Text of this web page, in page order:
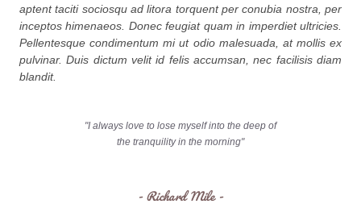
aptent taciti sociosqu ad litora torquent per conubia nostra, per
inceptos himenaeos. Donec feugiat quam in imperdiet ultricies.
Pellentesque condimentum mi ut odio malesuada, at mollis ex
pulvinar. Duis dictum velit id felis accumsan, nec facilisis diam
blandit.
"I always love to lose myself into the deep of
the tranquility in the morning"
- Richard Mile -